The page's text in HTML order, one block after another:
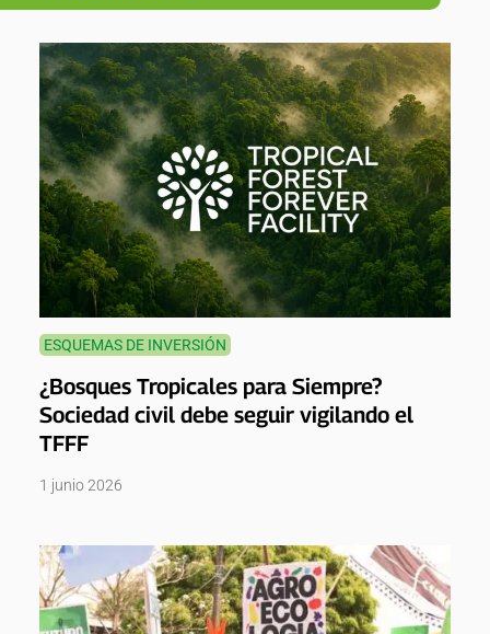
ESQUEMAS DE INVERSIÓN
¿Bosques Tropicales para Siempre?
Sociedad civil debe seguir vigilando el
TFFF
1 junio 2026